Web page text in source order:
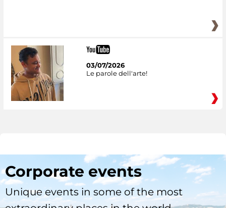
03/07/2026
Le parole dell'arte!
Corporate events
Unique events in some of the most